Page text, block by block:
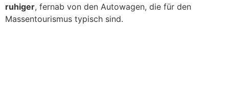
ruhiger, fernab von den Autowagen, die für den
Massentourismus typisch sind.